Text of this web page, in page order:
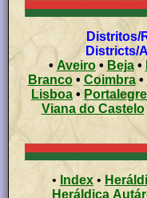
Distritos/
Districts/
• Aveiro• Beja•
Branco• Coimbra•
Lisboa • Portalegre
Viana do Castelo
• Index •
Heráldica